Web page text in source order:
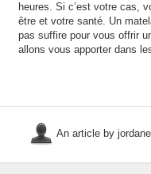
heures. Si c’est votre cas,
être et votre santé. Un
pas suffire pour vous offrir
allons vous apporter dans
An article by